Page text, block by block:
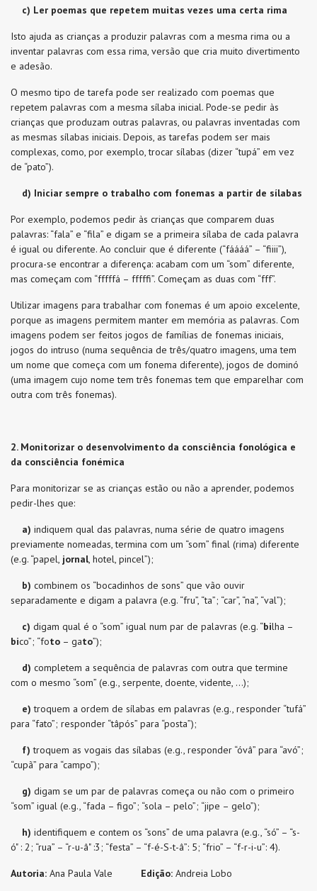
c) Ler poemas que repetem muitas vezes uma certa rima
Isto ajuda as crianças a produzir palavras com a mesma rima ou a
inventar palavras com essa rima, versão que cria muito divertimento
e adesão.
O mesmo tipo de tarefa pode ser realizado com poemas que
repetem palavras com a mesma sílaba inicial. Pode-se pedir às
crianças que produzam outras palavras, ou palavras inventadas com
as mesmas sílabas iniciais. Depois, as tarefas podem ser mais
complexas, como, por exemplo, trocar sílabas (dizer “tupá” em vez
de “pato”).
d) Iniciar sempre o trabalho com fonemas a partir de sílabas
Por exemplo, podemos pedir às crianças que comparem duas
palavras: “fala” e “fila” e digam se a primeira sílaba de cada palavra
é igual ou diferente. Ao concluir que é diferente (“fáááá” – “fiiii”),
procura-se encontrar a diferença: acabam com um “som” diferente,
mas começam com “fffffá – fffffi”. Começam as duas com “fff”.
Utilizar imagens para trabalhar com fonemas é um apoio excelente,
porque as imagens permitem manter em memória as palavras. Com
imagens podem ser feitos jogos de famílias de fonemas iniciais,
jogos do intruso (numa sequência de três/quatro imagens, uma tem
um nome que começa com um fonema diferente), jogos de dominó
(uma imagem cujo nome tem três fonemas tem que emparelhar com
outra com três fonemas).
2. Monitorizar o desenvolvimento da consciência fonológica e
da consciência fonémica
Para monitorizar se as crianças estão ou não a aprender, podemos
pedir-lhes que:
a) indiquem qual das palavras, numa série de quatro imagens
previamente nomeadas, termina com um “som” final (rima) diferente
(e.g. “papel, jornal, hotel, pincel”);
b) combinem os “bocadinhos de sons” que vão ouvir
separadamente e digam a palavra (e.g. “fru”, “ta”; “car”, “na”, “val”);
c) digam qual é o “som” igual num par de palavras (e.g. “bilha –
bico”; “foto – gato”);
d) completem a sequência de palavras com outra que termine
com o mesmo “som” (e.g., serpente, doente, vidente, …);
e) troquem a ordem de sílabas em palavras (e.g., responder “tufá”
para “fato”; responder “tâpós” para “posta”);
f) troquem as vogais das sílabas (e.g., responder “óvâ” para “avó”;
“cupã” para “campo”);
g) digam se um par de palavras começa ou não com o primeiro
“som” igual (e.g., “fada – figo”; “sola – pelo”; “jipe – gelo”);
h) identifiquem e contem os “sons” de uma palavra (e.g., “só” – “s-
ó" : 2; “rua” – “r-u-â" :3; “festa” – “f-é-S-t-â”: 5; “frio” – “f-r-i-u”: 4).
Autoria: Ana Paula Vale Edição: Andreia Lobo